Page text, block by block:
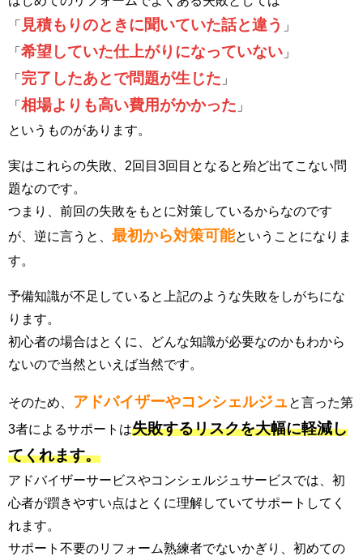
「
見積もりのときに聞いていた話と違う 」
「 希望していた仕上がりになっていない 」
「 完了したあとで問題が生じた 」
「 相場よりも高い費用がかかった 」
というものがあります。
実はこれらの失敗、2回目3回目となると殆ど出てこない問
題なのです。
つまり、前回の失敗をもとに対策しているからなのです
が、逆に言うと、 最初から対策可能ということになりま
す。
予備知識が不足していると上記のような失敗をしがちにな
ります。
初心者の場合はとくに、どんな知識が必要なのかもわから
ないので当然といえば当然です。
そのため、 アドバイザーやコンシェルジュ と言った第
3者によるサポートは失敗するリスクを大幅に軽減し
てくれます。
アドバイザーサービスやコンシェルジュサービスでは、初
心者が躓きやすい点はとくに理解していてサポートしてく
れます。
サポート不要のリフォーム熟練者でないかぎり、初めての